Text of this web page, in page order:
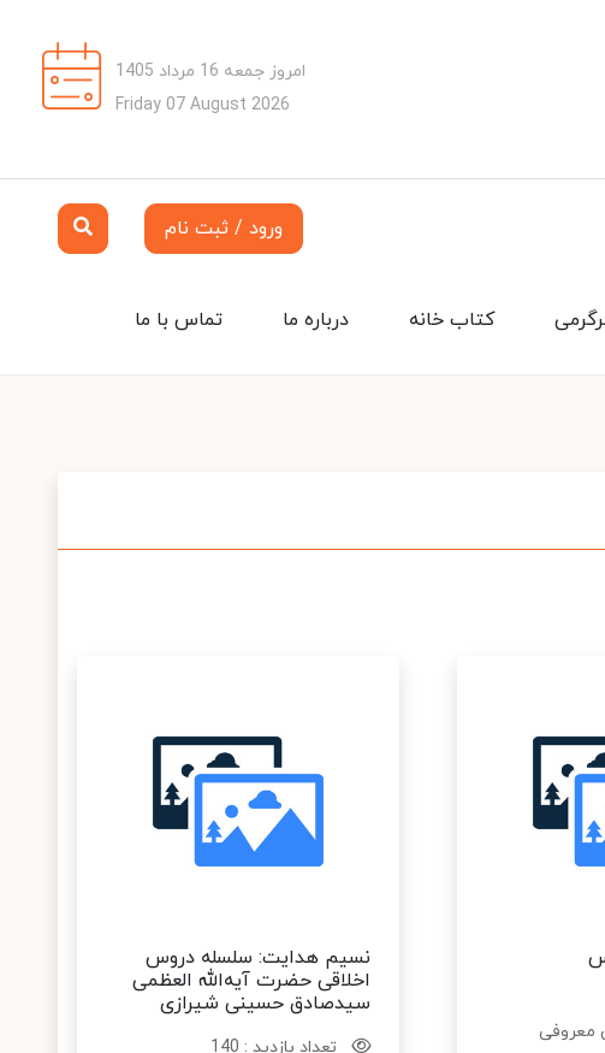
امروز جمعه 16 مرداد 1405
Friday 07 August 2026
ورود / ثبت نام
تماس با ما درباره ما کتاب خانه
معروفی
نسیم هدایت: سلسله دروس
اخلاقی حضرت آیه‌الله العظمی
سیدصادق حسینی شیرازی
تعداد بازدید : 140